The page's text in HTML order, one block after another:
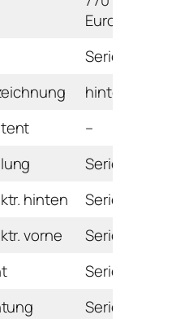
Euro
Serie
hinten
–
Serie
hinten
Serie
vorne
Serie
Serie
Serie